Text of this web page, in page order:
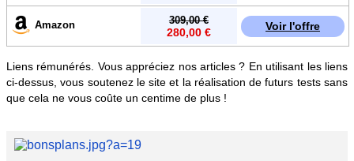
Amazon Voir l'offre
309,00 €
280,00 €
Liens rémunérés. Vous appréciez nos articles ? En utilisant les liens
ci-dessus, vous soutenez le site et la réalisation de futurs tests sans
que cela ne vous coûte un centime de plus !